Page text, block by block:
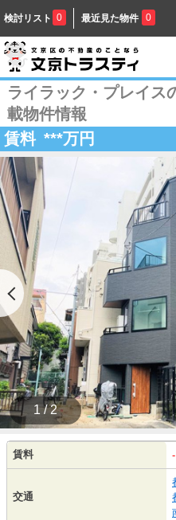
検討リスト 0 最近見た物件 0
ライラック・プレイス
載物件情報
賃料 ***万円
1 / 2
賃料 -
交通